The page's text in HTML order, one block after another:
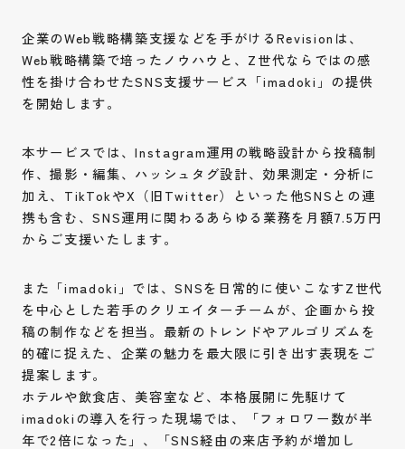
企業のWeb戦略構築支援などを手がけるRevisionは、
Web戦略構築で培ったノウハウと、Z世代ならではの感
性を掛け合わせたSNS支援サービス「imadoki」の提供
を開始します。
本サービスでは、Instagram運用の戦略設計から投稿制
作、撮影・編集、ハッシュタグ設計、効果測定・分析に
加え、TikTokやX（旧Twitter）といった他SNSとの連
携も含む、SNS運用に関わるあらゆる業務を月額7.5万円
からご支援いたします。
また「imadoki」では、SNSを日常的に使いこなすZ世代
を中心とした若手のクリエイターチームが、企画から投
稿の制作などを担当。最新のトレンドやアルゴリズムを
的確に捉えた、企業の魅力を最大限に引き出す表現をご
提案します。
ホテルや飲食店、美容室など、本格展開に先駆けて
imadokiの導入を行った現場では、「フォロワー数が半
年で2倍になった」、「SNS経由の来店予約が増加し